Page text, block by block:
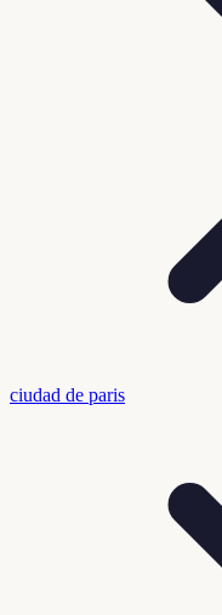
ciudad de paris